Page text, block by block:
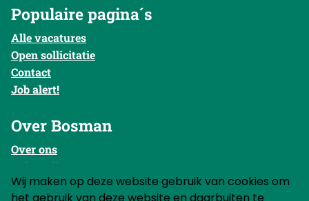
Populaire pagina´s
Alle vacatures
Open sollicitatie
Contact
Job alert!
Over Bosman
Over ons
Onboarding
Corporate site
Wij maken op deze website gebruik van cookies om